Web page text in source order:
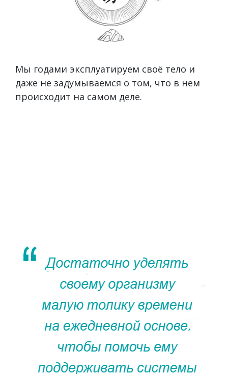
Мы годами эксплуатируем своё тело и
даже не задумываемся о том, что в нем
происходит на самом деле.